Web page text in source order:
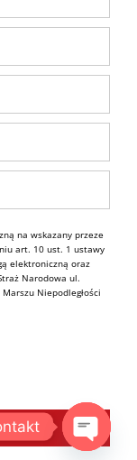
na wskazany przeze
art. 10 ust. 1 ustawy
elektroniczną oraz
Narodowa ul.
Niepodległości